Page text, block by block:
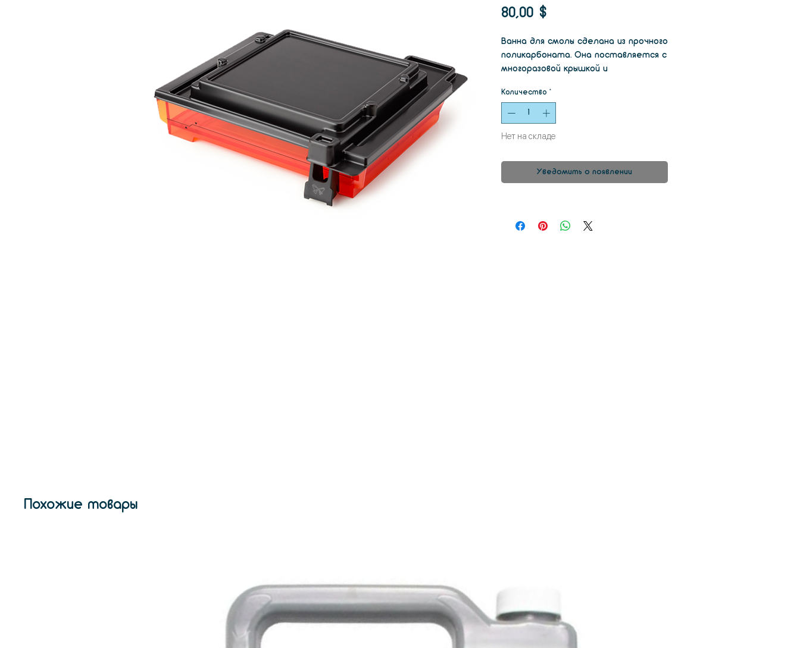
80,00 $Цена
Ванна для смолы сделана из прочного
поликарбоната. Она поставляется с
многоразовой крышкой и
позволяет легко складывать ванны и
хранить смолу вне машины.
Количество *
Нет на складе
Уведомить о появлении
Похожие товары